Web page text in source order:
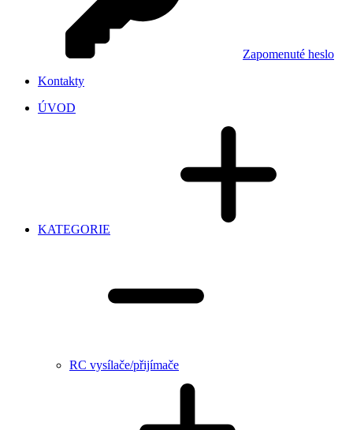
Zapomenuté heslo
Kontakty
ÚVOD
KATEGORIE
RC vysílače/přijímače